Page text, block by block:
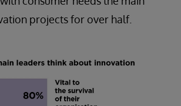
projects for over half.